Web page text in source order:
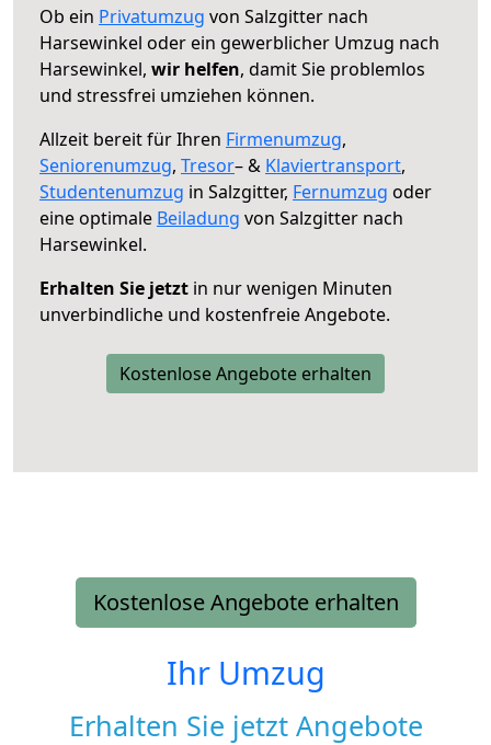
Ob ein Privatumzug von Salzgitter nach
Harsewinkel oder ein gewerblicher Umzug nach
Harsewinkel, wir helfen, damit Sie problemlos
und stressfrei umziehen können.
Allzeit bereit für Ihren Firmenumzug,
Seniorenumzug, Tresor– & Klaviertransport,
Studentenumzug in Salzgitter, Fernumzug oder
eine optimale Beiladung von Salzgitter nach
Harsewinkel.
Erhalten Sie jetzt in nur wenigen Minuten
unverbindliche und kostenfreie Angebote.
Kostenlose Angebote erhalten
Kostenlose Angebote erhalten
Ihr Umzug
Erhalten Sie jetzt Angebote